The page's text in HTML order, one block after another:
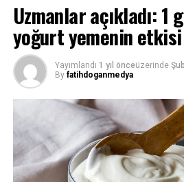
Uzmanlar açıkladı: 1
yoğurt yemenin etkisi
Yayımlandı 1 yıl önceüzerinde
By fatihdoganmedya